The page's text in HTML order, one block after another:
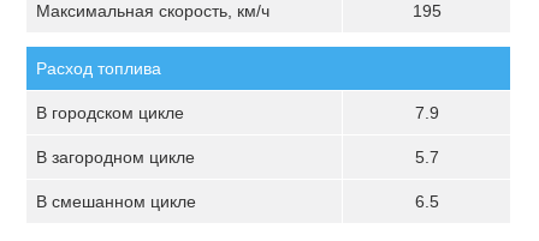
Максимальная скорость, км/ч 195
Расход топлива
В городском цикле 7.9
В загородном цикле 5.7
В смешанном цикле 6.5